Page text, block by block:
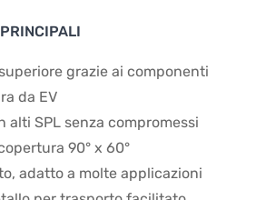
grazie ai componenti
da EV
alti SPL senza compromessi
90° x 60°
adatto a molte applicazioni